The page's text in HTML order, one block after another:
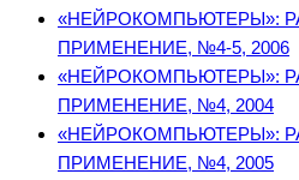
«НЕЙРОКОМПЬЮТЕРЫ»:
ПРИМЕНЕНИЕ, №4-5, 2006
«НЕЙРОКОМПЬЮТЕРЫ»:
ПРИМЕНЕНИЕ, №4, 2004
«НЕЙРОКОМПЬЮТЕРЫ»:
ПРИМЕНЕНИЕ, №4, 2005